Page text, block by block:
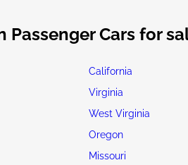
Passenger Cars for
California
Virginia
West Virginia
Oregon
Missouri